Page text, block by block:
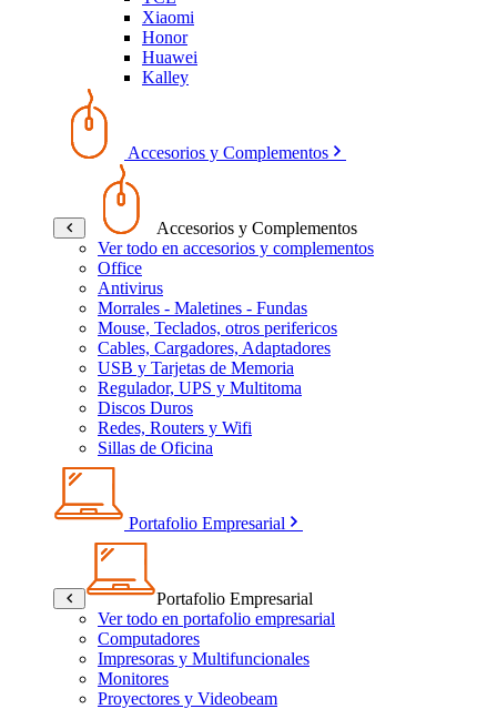
Xiaomi
Honor
Huawei
Kalley
Accesorios y Complementos
Accesorios y Complementos
Ver todo en accesorios y complementos
Office
Antivirus
Morrales - Maletines - Fundas
Mouse, Teclados, otros perifericos
Cables, Cargadores, Adaptadores
USB y Tarjetas de Memoria
Regulador, UPS y Multitoma
Discos Duros
Redes, Routers y Wifi
Sillas de Oficina
Portafolio Empresarial
Portafolio Empresarial
Ver todo en portafolio empresarial
Computadores
Impresoras y Multifuncionales
Monitores
Proyectores y Videobeam